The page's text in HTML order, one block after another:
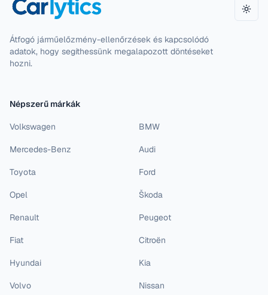
Átfogó járműelőzmény-ellenőrzések és kapcsolódó
adatok, hogy segíthessünk megalapozott döntéseket
hozni.
Népszerű márkák
Volkswagen BMW
Mercedes-Benz Audi
Toyota Ford
Opel Škoda
Renault Peugeot
Fiat Citroën
Hyundai Kia
Volvo Nissan